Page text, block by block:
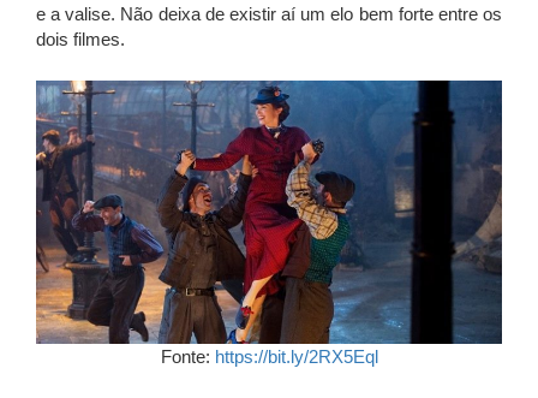
e a valise. Não deixa de existir aí um elo bem forte entre os
dois filmes.
Fonte: https://bit.ly/2RX5Eql